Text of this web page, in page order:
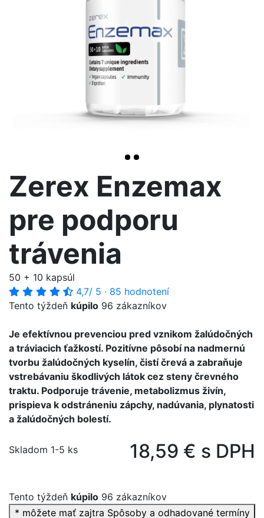
Zerex Enzemax
pre podporu
trávenia
50 + 10 kapsúl
4,7/ 5 · 85 hodnotení
Tento týždeň kúpilo 96 zákazníkov
Je efektívnou prevenciou pred vznikom žalúdočných
a tráviacich ťažkostí. Pozitívne pôsobí na nadmernú
tvorbu žalúdočných kyselín, čistí črevá a zabraňuje
vstrebávaniu škodlivých látok cez steny črevného
traktu. Podporuje trávenie, metabolizmus živín,
prispieva k odstráneniu zápchy, nadúvania, plynatosti
a žalúdočných bolestí.
Skladom 1-5 ks 18,59 € s DPH
Tento týždeň kúpilo 96 zákazníkov
* môžete mať zajtra Spôsoby a odhadované termíny